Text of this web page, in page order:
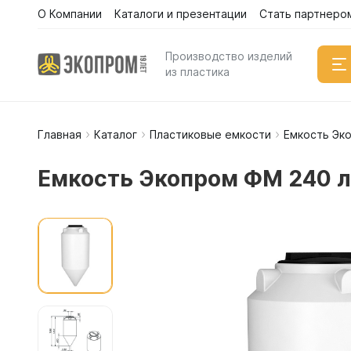
О Компании Каталоги и презентации Стать
Производство изделий
из пластика
Емкости
Емкости
Емкости
Главная Каталог Пластиковые емкости Емкость
Емкость Экопром ФМ 240